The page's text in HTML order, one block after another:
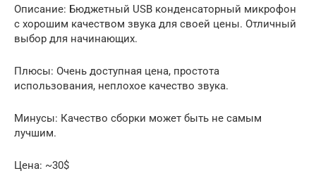
Описание: Бюджетный USB конденсаторный микрофон
с хорошим качеством звука для своей цены. Отличный
выбор для начинающих.
Плюсы: Очень доступная цена, простота
использования, неплохое качество звука.
Минусы: Качество сборки может быть не самым
лучшим.
Цена: ~30$